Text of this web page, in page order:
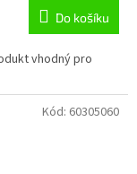
Do košíku
vhodný pro
Kód: 60305060